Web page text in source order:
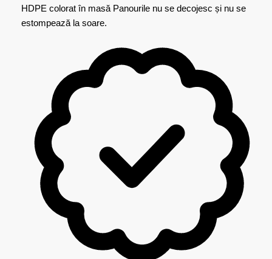
HDPE colorat în masă Panourile nu se decojesc și nu se
estompează la soare.